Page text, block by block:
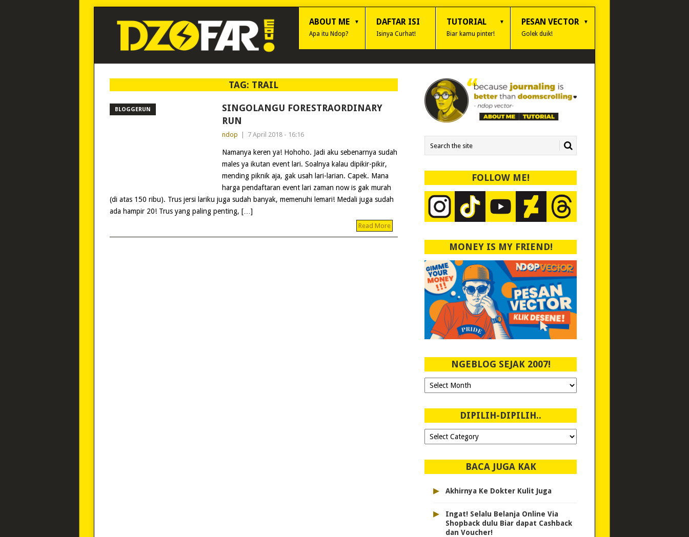
ABOUT ME
Apa itu Ndop?
DAFTAR ISI
Isinya Curhat!
TUTORIAL
Biar kamu pinter!
PESAN VECTOR
Golek duik!
TAG: TRAIL
BLOGGERUN
SINGOLANGU FORESTRAORDINARY
RUN
ndop 7 April 2018 - 16:16
Namanya keren ya! Hohoho. Jadi aku sebenarnya sudah
males ya ikutan event lari. Soalnya kalau dipikir-pikir,
mending piknik aja, gak usah lari-larian. Capek. Mana
harga pendaftaran event lari zaman now is gak murah
(di atas 150 ribu). Trus jersi lariku juga sudah banyak, memenuhi lemari! Medali juga sudah
ada hampir 20! Trus yang paling penting, […]
Read More
FOLLOW ME!
MONEY IS MY FRIEND!
NGEBLOG SEJAK 2007!
Ngeblog
Sejak
DIPILIH-DIPILIH..
Dipilih-
dipilih..
BACA JUGA KAK
▸ Akhirnya Ke Dokter Kulit Juga
▸
Ingat! Selalu Belanja Online Via
Shopback dulu Biar dapat Cashback
dan Voucher!